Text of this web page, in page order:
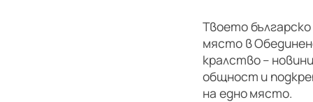
Твоето българско
място в
кралство –
общност и
на едно място.